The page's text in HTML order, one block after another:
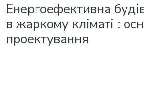
Енергоефективна
в жаркому кліматі :
проектування